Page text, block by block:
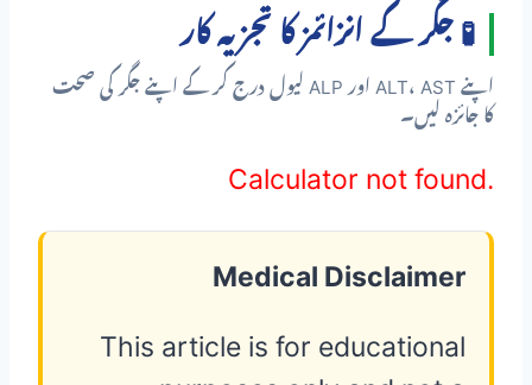
🧪 جگر کے انزائمز کا تجزیہ کار
اپنے ALT، AST اور ALP لیول درج کر کے اپنے جگر کی صحت
کا جائزہ لیں۔
Calculator not found.
Medical Disclaimer
This article is for educational